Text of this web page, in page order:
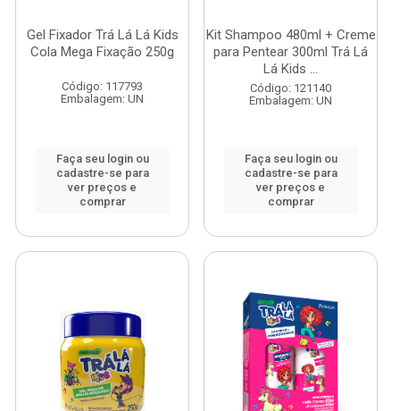
Gel Fixador Trá Lá Lá Kids
Cola Mega Fixação 250g
Código: 117793
Embalagem: UN
Faça seu login ou
cadastre-se para
ver preços e
comprar
Kit Shampoo 480ml + Creme
para Pentear 300ml Trá Lá
Lá Kids ...
Código: 121140
Embalagem: UN
Faça seu login ou
cadastre-se para
ver preços e
comprar